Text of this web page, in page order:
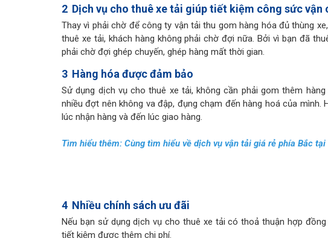
2 Dịch vụ cho thuê xe tải giúp tiết kiệm công sức vận
Thay vì phải chờ để công ty vận tải thu gom hàng hóa đủ thùng
thuê xe tải, khách hàng không phải chờ đợi nữa. Bởi vì bạn đã
phải chờ đợi ghép chuyến, ghép hàng mất thời gian.
3 Hàng hóa được đảm bảo
Sử dụng dịch vụ cho thuê xe tải, không cần phải gom thêm
nhiều đợt nên không va đập, đụng chạm đến hàng hoá của
lúc nhận hàng và đến lúc giao hàng.
Tìm hiểu thêm: Cùng tìm hiểu về dịch vụ vận tải giá rẻ phía Bắc
4 Nhiều chính sách ưu đãi
Nếu bạn sử dụng dịch vụ cho thuê xe tải có thoả thuận hợp
tiết kiệm được thêm chi phí.